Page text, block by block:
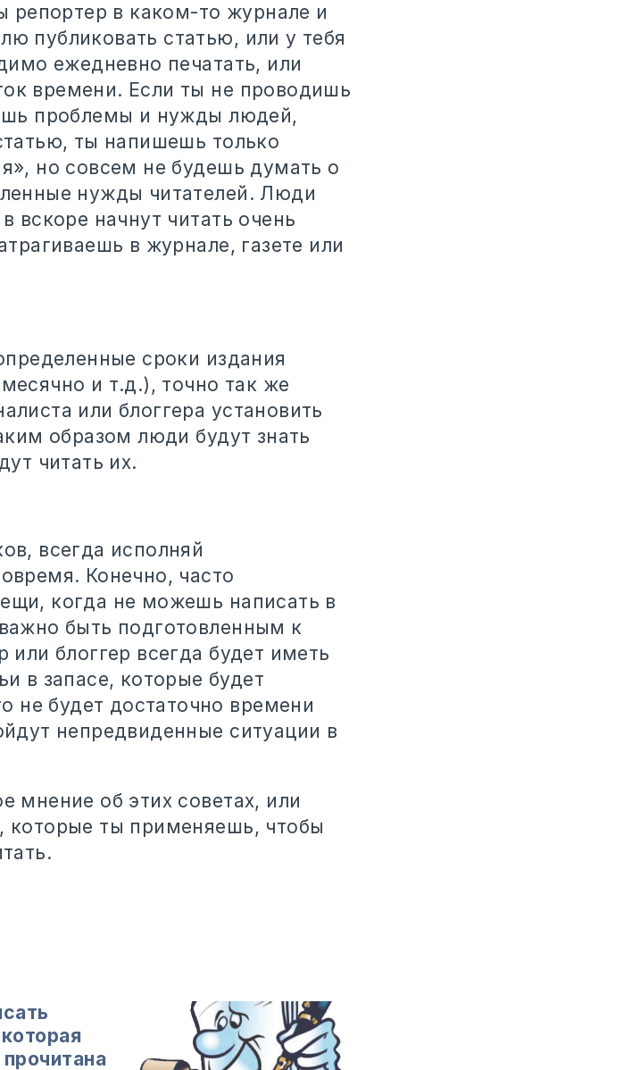
репортер в каком-то журнале и
публиковать статью, или у тебя
ежедневно печатать, или
времени. Если ты не проводишь
проблемы и нужды людей,
ты напишешь только
но совсем не будешь думать о
нужды читателей. Люди
вскоре начнут читать очень
в журнале, газете или
сроки издания
и т.д.), точно так же
или блоггера установить
образом люди будут знать
читать их.
всегда исполняй
Конечно, часто
когда не можешь написать в
быть подготовленным к
блоггер всегда будет иметь
в запасе, которые будет
не будет достаточно времени
непредвиденные ситуации в
мнение об этих советах, или
которые ты применяешь, чтобы